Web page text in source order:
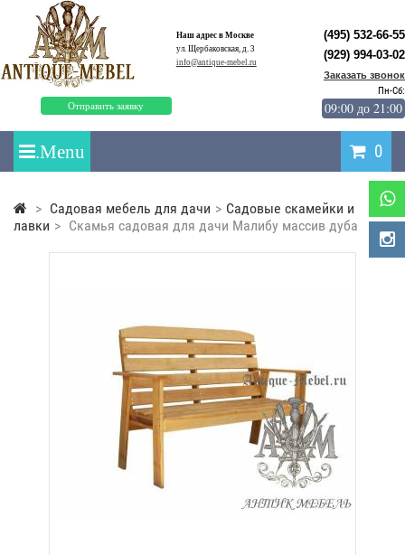
Наш адрес в Москве
ул. Щербаковская, д. 3
info@antique-mebel.ru
Отправить заявку
(495) 532-66-55
(929) 994-03-02
Заказать звонок
Пн-Сб:
09:00 до 21:00
0
> Садовая мебель для дачи > Садовые скамейки и
лавки > Скамья садовая для дачи Малибу массив дуба